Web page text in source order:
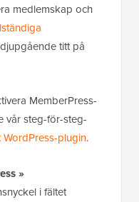
medlemskap och
titt på
MemberPress-
vår steg-för-steg-
WordPress-plugin.
»
i fältet